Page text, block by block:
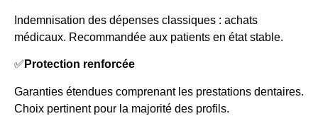
Indemnisation des dépenses classiques : achats
médicaux. Recommandée aux patients en état stable.
✅ Protection renforcée
Garanties étendues comprenant les prestations dentaires.
Choix pertinent pour la majorité des profils.